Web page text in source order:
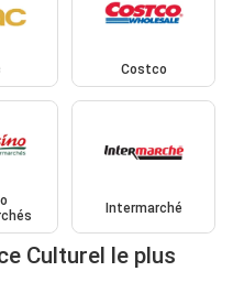
Costco
Intermarché
Culturel le plus